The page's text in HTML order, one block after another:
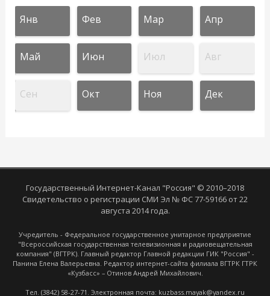
Янв Фев Мар Апр
Май Июн Июл Авг
Сен Окт Ноя Дек
Государственный Интернет-Канал "Россия" © 2010–2018
Свидетельство о регистрации СМИ Эл № ФС 77-59166 от 22
августа 2014 года.
Учредитель - Федеральное государственное унитарное предприятие
"Всероссийская государственная телевизионная и радиовещательная
компания" (ВГТРК). Главный редактор Главной редакции ГИК "Россия" -
Панина Елена Валерьевна. Редактор интернет-сайта филиала ВГТРК ГТРК
«Кузбасс» – Отинов Андрей Михайлович.
Тел. (3842) 58-27-71. Электронная почта: kuzbass.mayak@yandex.ru